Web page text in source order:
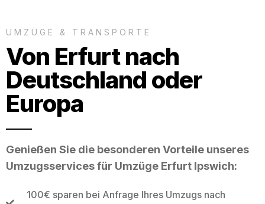
UMZÜGE & TRANSPORTE
Von Erfurt nach
Deutschland oder
Europa
Genießen Sie die besonderen Vorteile unseres
Umzugsservices für Umzüge Erfurt Ipswich:
100€ sparen bei Anfrage Ihres Umzugs nach